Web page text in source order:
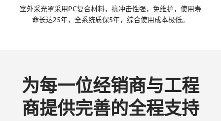
鱼
室外采光罩采用PC复合材料，抗冲击性强，免维护，使用寿
命长达25年，全系统质保5年，综合使用成本极低。
为每一位经销商与工程
商提供完善的全程支持